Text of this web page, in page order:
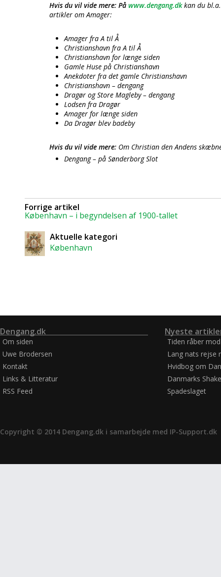
Hvis du vil vide mere: På www.dengang.dk kan du
artikler om Amager:
Amager fra A til Å
Christianshavn fra A til Å
Christianshavn for længe siden
Gamle Huse på Christianshavn
Anekdoter fra det gamle Christianshavn
Christianshavn – dengang
Dragør og Store Magleby – dengang
Lodsen fra Dragør
Amager for længe siden
Da Dragør blev badeby
Hvis du vil vide mere: Om Christian den Andens
Dengang – på Sønderborg Slot
Forrige artikel
København – i begyndelsen af 1900-tallet
Aktuelle kategori
København
Dengang.dk
Om siden
Uwe Brodersen
Kontakt
Links & Litteratur
RSS Feed
Nyeste
Tiden råber
Lang nats rejse
Hvidbog om
Danmarks
Spadeslaget
Copyright © 2014 Dengang.dk i samarbejde med IP-Support.dk